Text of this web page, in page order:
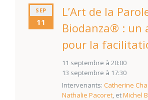
SEP
11
L’Art de la
Biodanza® : un
pour la
11 septembre à 20:00
13 septembre à 17:30
Intervenants: Catherine
Nathalie Pacoret, etMichel